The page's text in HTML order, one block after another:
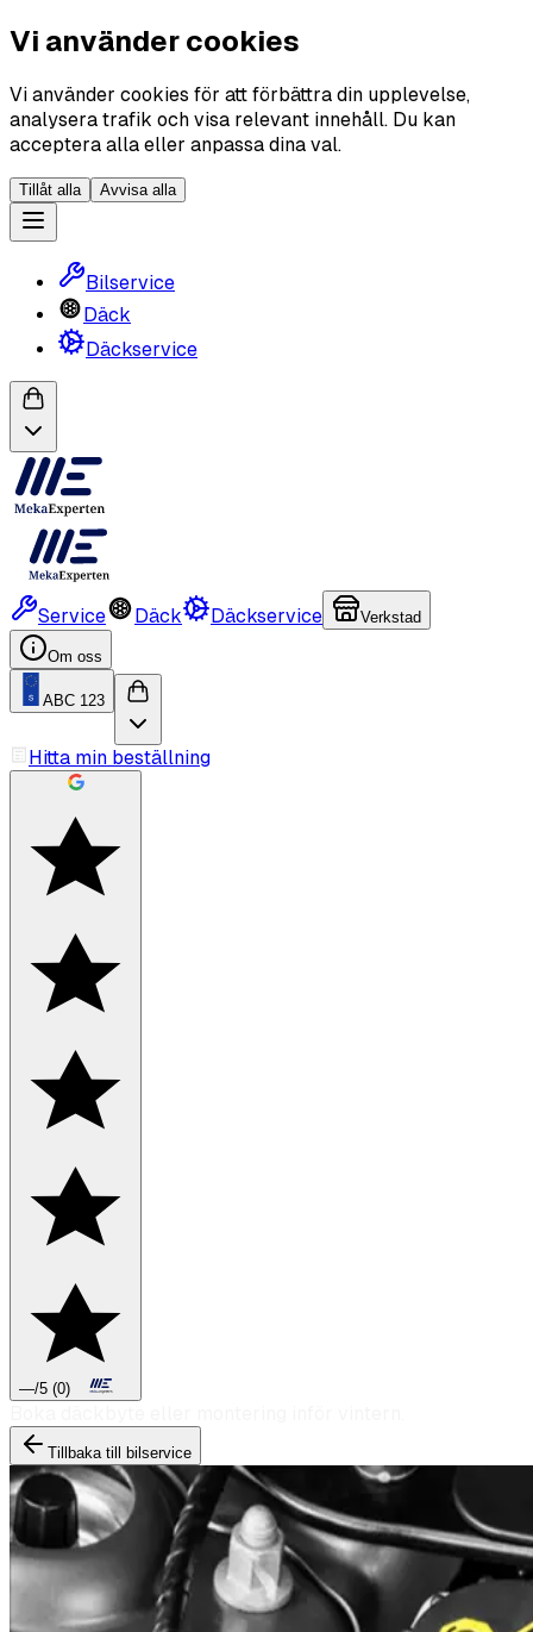
Vi använder cookies
Vi använder cookies för att förbättra din upplevelse,
analysera trafik och visa relevant innehåll. Du kan
acceptera alla eller anpassa dina val.
Tillåt alla Avvisa alla
Bilservice
Däck
Däckservice
Service Däck Däckservice Verkstad
Om oss
ABC 123
Hitta min beställning
—/5 (0)
Tillbaka till bilservice